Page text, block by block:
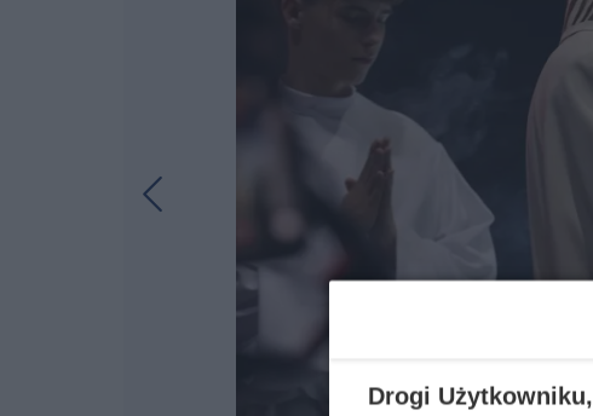
Drogi Użytkowniku,